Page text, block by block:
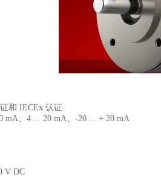
和 IECEx 认证
mA、4 ... 20 mA、-20 ... + 20 mA
V DC